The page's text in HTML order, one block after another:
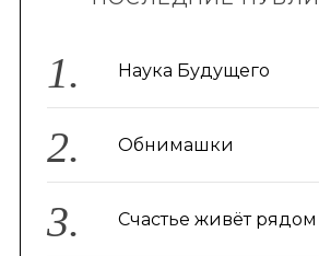
Наука Будущего
Обнимашки
Счастье живёт рядом